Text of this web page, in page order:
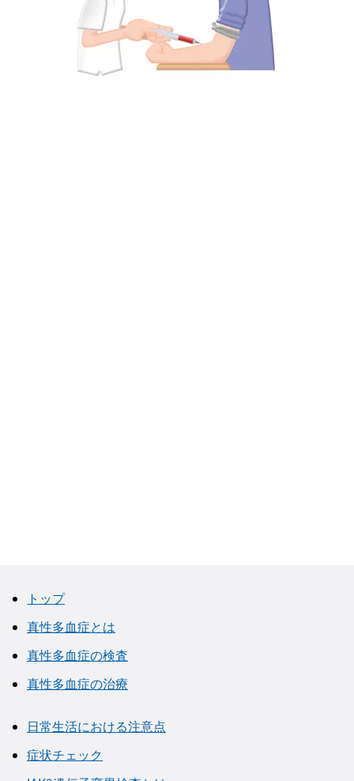
トップ
真性多血症とは
真性多血症の検査
真性多血症の治療
日常生活における注意点
症状チェック